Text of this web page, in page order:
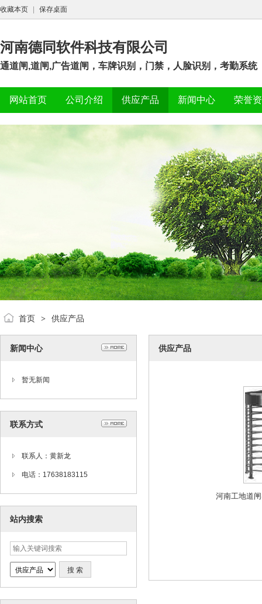
收藏本页 保存桌面
河南德同软件科技有限公司
通道闸,道闸,广告道闸，车牌识别，门禁，人脸识别，考勤系统
网站首页 公司介绍 供应产品 新闻中心 荣誉
首页 > 供应产品
新闻中心
暂无新闻
联系方式
联系人：黄新龙
电话：17638183115
站内搜索
供应产品
河南工地道